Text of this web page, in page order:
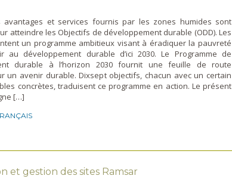
avantages et services fournis par les zones humides sont
atteindre les Objectifs de développement durable (ODD). Les
un programme ambitieux visant à éradiquer la pauvreté
au développement durable d’ici 2030. Le Programme de
durable à l’horizon 2030 fournit une feuille de route
un avenir durable. Dixsept objectifs, chacun avec un certain
concrètes, traduisent ce programme en action. Le présent
[…]
et gestion des sites Ramsar